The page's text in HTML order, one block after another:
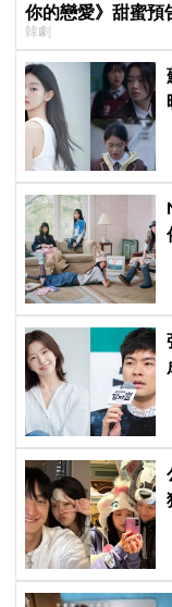
你的戀愛》甜蜜預
韓劇